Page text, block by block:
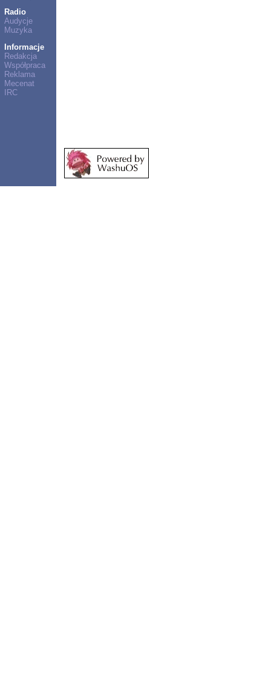
Radio
Audycje
Muzyka
Informacje
Redakcja
Współpraca
Reklama
Mecenat
IRC